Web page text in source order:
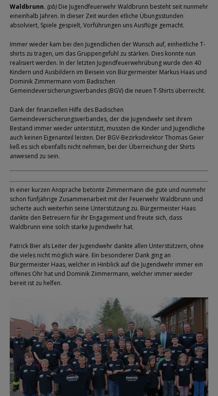
Waldbrunn. (pb) Die Jugendfeuerwehr Waldbrunn besteht seit nunmehr
eineinhalb Jahren. In dieser Zeit wurden etliche Übungsstunden
absolviert, Spiele gespielt, Vorführungen uns Ausflüge gemacht.
Immer wieder kam bei den Jugendlichen der Wunsch auf, einheitliche T-
shirts zu tragen, um das Gruppengefühl zu stärken. Dies konnte nun
realisiert werden. In der letzten Jugendfeuerwehrübung wurde den 40
Kindern und Ausbildern im Beisein von Bürgermeister Markus Haas und
Dominik Zimmermann vom Badischen
Gemeindeversicherungsverbandes (BGV) die neuen T-Shirts überreicht.
Dank der finanziellen Hilfe des Badischen
Gemeindeversicherungsverbandes, der die Jugendwehr seit ihrem
Bestand immer wieder unterstützt, mussten die Kinder und Jugendliche
auch keinen Eigenanteil leisten. Der BGV-Bezirksdirektor Thomas Geier
ließ es sich ebenfalls nicht nehmen, bei der Überreichung der Shirts
anwesend zu sein.
In einer kurzen Ansprache betonte Zimmermann die gute und nunmehr
schon fünfjährige Zusammenarbeit mit der Feuerwehr Waldbrunn und
sicherte auch weiterhin seine Unterstützung zu. Bürgermeister Haas
dankte den Betreuern für ihr Engagement und freute sich, dass
Waldbrunn eine solch starke Jugendwehr hat.
Patrick Bier als Leiter der Jugendwehr dankte allen Unterstützern, ohne
die vieles nicht möglich wäre. Ein besonderer Dank ging an
Bürgermeister Haas, welcher in Hinblick auf die Jugendwehr immer ein
offenes Ohr hat und Dominik Zimmermann, welcher immer wieder
bereit ist zu helfen.